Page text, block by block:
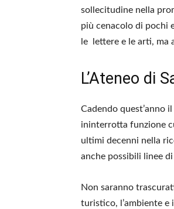
sollecitudine nella
più cenacolo di pochi
le lettere e le arti,
L’Ateneo di
Cadendo quest’anno
ininterrotta funzione
ultimi decenni nella
anche possibili linee
Non saranno
turistico, l’ambiente e